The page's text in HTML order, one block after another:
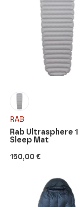
RAB
150,00 €
Rab Ultrasphere
Sleep Mat